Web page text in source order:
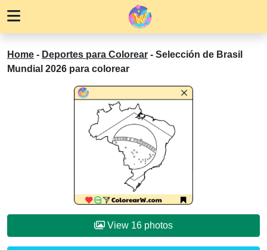
Home - Deportes para Colorear - Selección de Brasil
Mundial 2026 para colorear
View 16 photos